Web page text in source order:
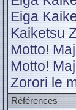
Eiga
Kaiketsu
Motto!
Motto!
Zorori le
Références